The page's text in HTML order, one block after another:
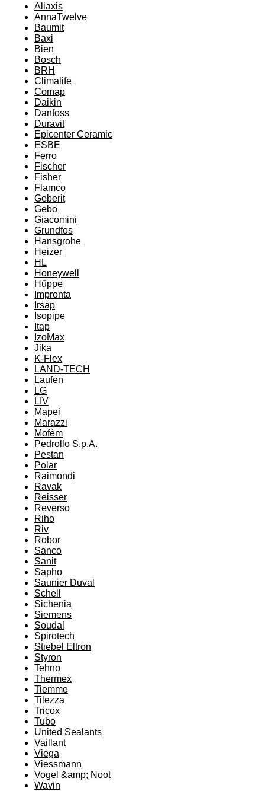
Aliaxis
AnnaTwelve
Baumit
Baxi
Bien
Bosch
BRH
Climalife
Comap
Daikin
Danfoss
Duravit
Epicenter Ceramic
ESBE
Ferro
Fischer
Fisher
Flamco
Geberit
Gebo
Giacomini
Grundfos
Hansgrohe
Heizer
HL
Honeywell
Hüppe
Impronta
Irsap
Isopipe
Itap
IzoMax
Jika
K-Flex
LAND-TECH
Laufen
LG
LIV
Mapei
Marazzi
Mofém
Pedrollo S.p.A.
Pestan
Polar
Raimondi
Ravak
Reisser
Reverso
Riho
Riv
Robor
Sanco
Sanit
Sapho
Saunier Duval
Schell
Sichenia
Siemens
Soudal
Spirotech
Stiebel Eltron
Styron
Tehno
Thermex
Tiemme
Tilezza
Tricox
Tubo
United Sealants
Vaillant
Viega
Viessmann
Vogel &amp; Noot
Wavin